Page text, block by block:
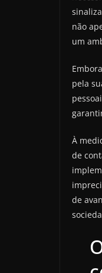
não
um
pela
À
de
de